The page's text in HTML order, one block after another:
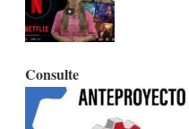
Consulte